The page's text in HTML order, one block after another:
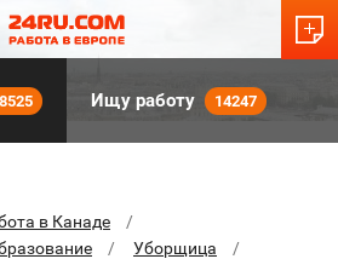
Ищу работу 14247
в Канаде
Уборщица